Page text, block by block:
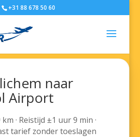
+31 88 678 50 60
naar
Airport
· Reistijd ±1 uur 9 min ·
tarief zonder toeslagen